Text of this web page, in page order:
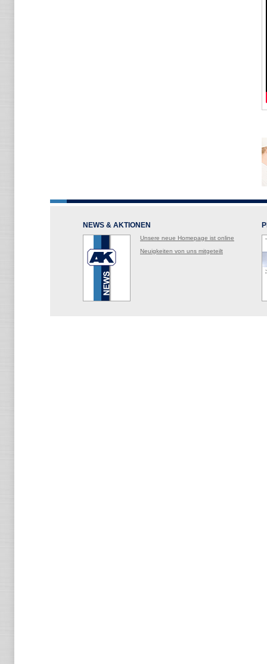
NEWS & AKTIONEN
Unsere neue Homepage ist online
Neuigkeiten von uns mitgeteilt